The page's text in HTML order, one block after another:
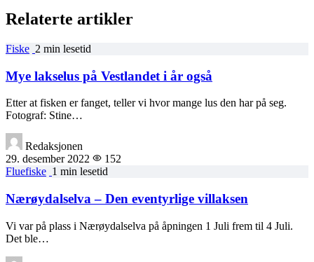
Relaterte artikler
Fiske 2 min lesetid
Mye lakselus på Vestlandet i år også
Etter at fisken er fanget, teller vi hvor mange lus den har på seg.
Fotograf: Stine…
Redaksjonen
29. desember 2022
152
Fluefiske 1 min lesetid
Nærøydalselva – Den eventyrlige villaksen
Vi var på plass i Nærøydalselva på åpningen 1 Juli frem til 4 Juli.
Det ble…